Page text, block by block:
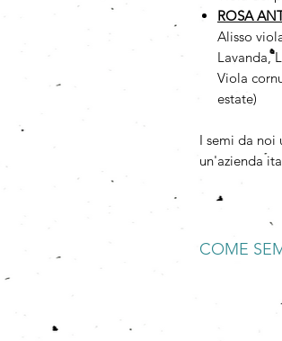
ROSA
Alisso
Lavanda,
Viola
estate)
I semi da noi
un'azienda
COME
Mettete a